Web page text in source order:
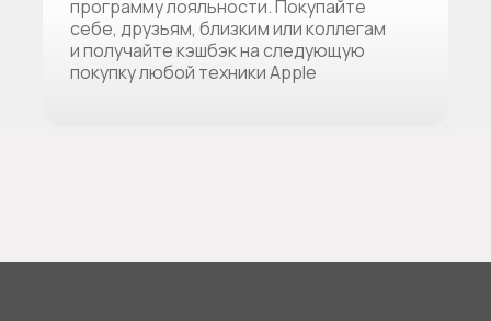
программу лояльности. Покупайте
себе, друзьям, близким или коллегам
и получайте кэшбэк на следующую
покупку любой техники Apple